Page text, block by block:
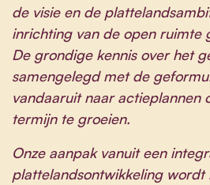
de visie en de
inrichting van de open ruimte
De grondige kennis over het
samengelegd met de
vandaaruit naar actieplannen
termijn te groeien.
Onze aanpak vanuit een
plattelandsontwikkeling wordt